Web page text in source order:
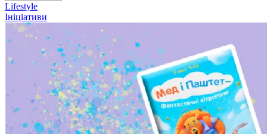
Lifestyle
Ініціативи